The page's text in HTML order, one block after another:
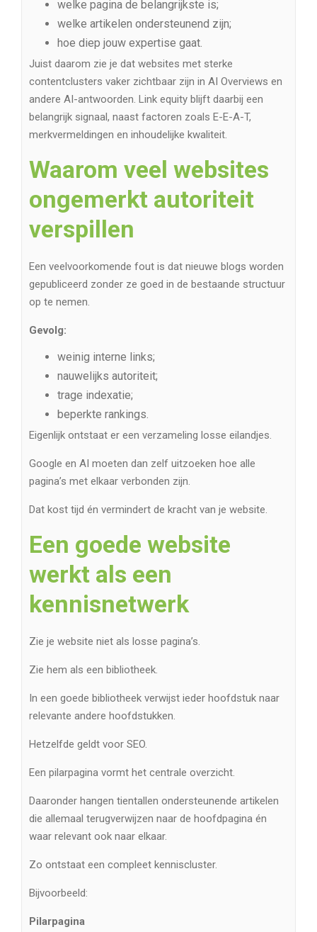
welke pagina de belangrijkste is;
welke artikelen ondersteunend zijn;
hoe diep jouw expertise gaat.
Juist daarom zie je dat websites met sterke
contentclusters vaker zichtbaar zijn in AI Overviews en
andere AI-antwoorden. Link equity blijft daarbij een
belangrijk signaal, naast factoren zoals E-E-A-T,
merkvermeldingen en inhoudelijke kwaliteit.
Waarom veel websites
ongemerkt autoriteit
verspillen
Een veelvoorkomende fout is dat nieuwe blogs worden
gepubliceerd zonder ze goed in de bestaande structuur
op te nemen.
Gevolg:
weinig interne links;
nauwelijks autoriteit;
trage indexatie;
beperkte rankings.
Eigenlijk ontstaat er een verzameling losse eilandjes.
Google en AI moeten dan zelf uitzoeken hoe alle
pagina’s met elkaar verbonden zijn.
Dat kost tijd én vermindert de kracht van je website.
Een goede website
werkt als een
kennisnetwerk
Zie je website niet als losse pagina’s.
Zie hem als een bibliotheek.
In een goede bibliotheek verwijst ieder hoofdstuk naar
relevante andere hoofdstukken.
Hetzelfde geldt voor SEO.
Een pilarpagina vormt het centrale overzicht.
Daaronder hangen tientallen ondersteunende artikelen
die allemaal terugverwijzen naar de hoofdpagina én
waar relevant ook naar elkaar.
Zo ontstaat een compleet kenniscluster.
Bijvoorbeeld:
Pilarpagina